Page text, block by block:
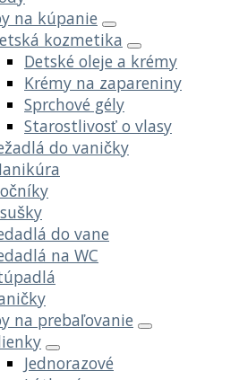
na kúpanie
kozmetika
Detské oleje a krémy
Krémy na zapareniny
Sprchové gély
Starostlivosť o vlasy
do vaničky
do vane
na WC
na prebaľovanie
Jednorazové